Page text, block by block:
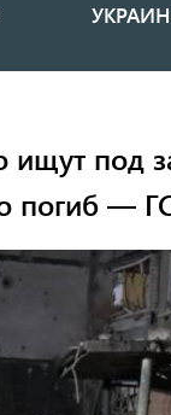
ищут под
погиб —